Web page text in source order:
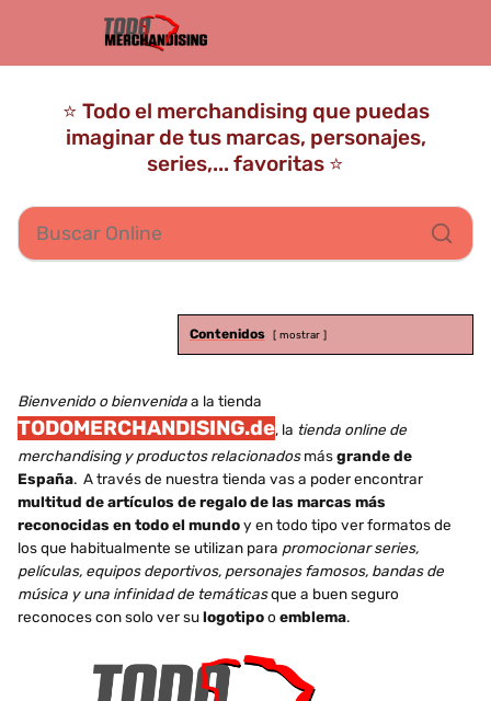
⭐ Todo el merchandising que puedas
imaginar de tus marcas, personajes,
series,... favoritas ⭐
Contenidos mostrar
Bienvenido o bienvenidaa la tienda
TODOMERCHANDISING.de, la tienda online de
merchandising y productos relacionadosmásgrande de
España. A través de nuestra tienda vas a poder encontrar
multitud de artículos de regalo de las marcas más
reconocidas en todo el mundoy en todo tipo ver formatos de
los que habitualmente se utilizan para promocionar series,
películas, equipos deportivos, personajes famosos, bandas de
música y una infinidad de temáticasque a buen seguro
reconoces con solo ver sulogotipooemblema.